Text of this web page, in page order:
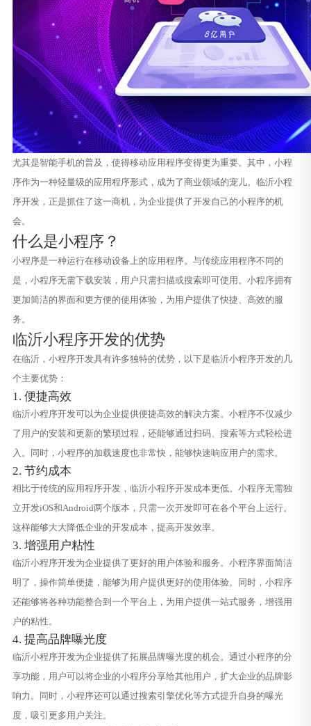
尤其是智能手机的普及，使得移动应用程序变得更为重要。其中，小程
序作为一种轻量级的应用程序形式，成为了商业领域的宠儿。临沂小程
序开发，正是抓住了这一商机，为企业提供了开发自己的小程序的机
会。
什么是小程序？
小程序是一种运行在移动设备上的应用程序。与传统应用程序不同的
是，小程序无需下载安装，用户只需扫描或搜索即可使用。小程序拥有
更加简洁的界面和更方便的使用体验，为用户提供了快捷、高效的服
务。
临沂小程序开发的优势
在临沂，小程序开发具有许多独特的优势，以下是临沂小程序开发的几
个主要优势：
1. 便捷高效
临沂小程序开发可以为企业提供便捷高效的解决方案。小程序不仅减少
了用户的安装和更新的繁琐过程，还能够通过扫码、搜索等方式轻松进
入。同时，小程序的加载速度也非常快，能够快速响应用户的需求。
2. 节约成本
相比于传统的应用程序开发，临沂小程序开发成本更低。小程序无需独
立开发iOS和Android两个版本，只需一次开发即可在各个平台上运行。
这样能够大大降低企业的开发成本，提高开发效率。
3. 增强用户粘性
临沂小程序开发为企业提供了更好的用户体验和服务。小程序界面简洁
明了，操作简单便捷，能够为用户提供更好的使用体验。同时，小程序
还能够将各种功能整合到一个平台上，为用户提供一站式服务，增强用
户的粘性。
4. 提高品牌曝光度
临沂小程序开发为企业提供了拓展品牌曝光度的机会。通过小程序的分
享功能，用户可以将企业的小程序分享给其他用户，扩大企业的品牌影
响力。同时，小程序还可以通过搜索引擎优化等方式提升自身的曝光
度，吸引更多用户关注。